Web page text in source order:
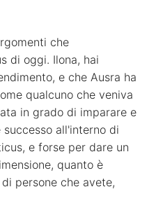
che
di oggi. Ilona, hai
e che Ausra ha
qualcuno che veniva
in grado di imparare e
all'interno di
e forse per dare un
quanto è
persone che avete,